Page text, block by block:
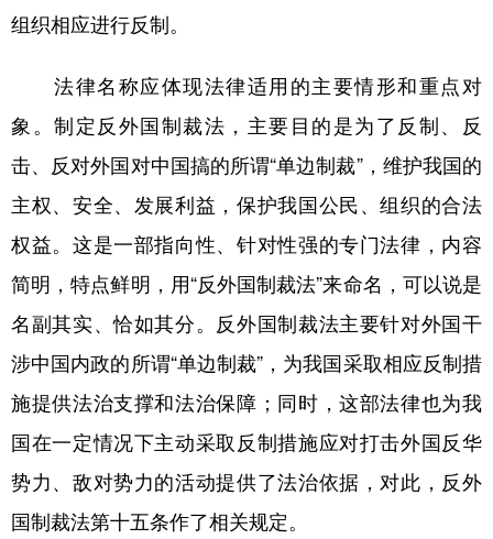
组织相应进行反制。
法律名称应体现法律适用的主要情形和重点对
象。制定反外国制裁法，主要目的是为了反制、反
击、反对外国对中国搞的所谓“单边制裁”，维护我国的
主权、安全、发展利益，保护我国公民、组织的合法
权益。这是一部指向性、针对性强的专门法律，内容
简明，特点鲜明，用“反外国制裁法”来命名，可以说是
名副其实、恰如其分。反外国制裁法主要针对外国干
涉中国内政的所谓“单边制裁”，为我国采取相应反制措
施提供法治支撑和法治保障；同时，这部法律也为我
国在一定情况下主动采取反制措施应对打击外国反华
势力、敌对势力的活动提供了法治依据，对此，反外
国制裁法第十五条作了相关规定。